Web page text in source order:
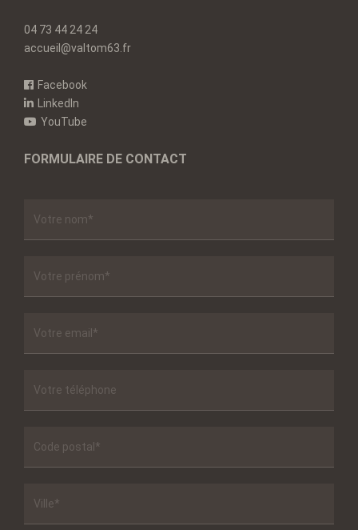
04 73 44 24 24
accueil@valtom63.fr
Facebook
LinkedIn
YouTube
FORMULAIRE DE CONTACT